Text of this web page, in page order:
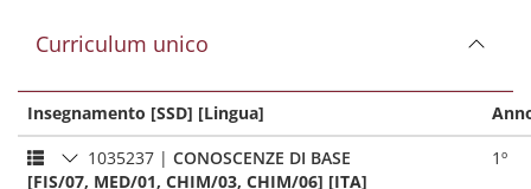
Curriculum unico
Insegnamento [SSD] [Lingua]
1035237 | CONOSCENZE DI BASE
[FIS/07, MED/01, CHIM/03, CHIM/06] [ITA]
1º